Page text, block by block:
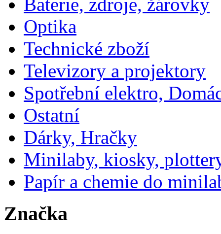
Optika
Technické zboží
Televizory a projektory
Spotřební elektro,
Ostatní
Dárky, Hračky
Minilaby, kiosky,
Papír a chemie do
Značka